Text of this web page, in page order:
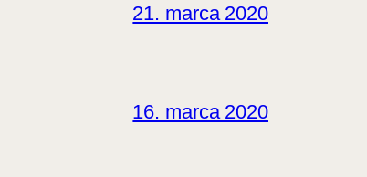
21. marca 2020
16. marca 2020